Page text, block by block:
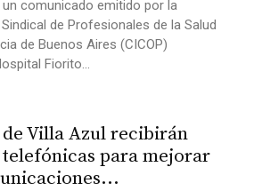
comunicado emitido por la
de Profesionales de la Salud
de Buenos Aires (CICOP)
Fiorito...
Villa Azul recibirán
para mejorar